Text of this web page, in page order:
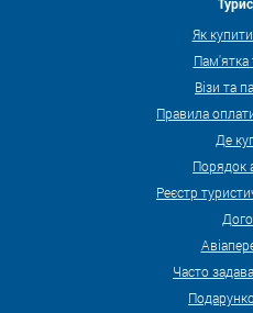
Як
Пам'ятка
Візи та
Правила
Де
Порядок
Реєстр
Часто